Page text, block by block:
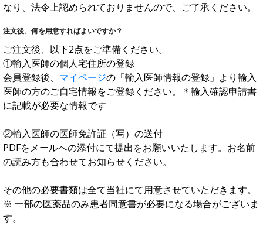
なり、法令上認められておりませんので、ご了承ください。
注文後、何を用意すればよいですか？
ご注文後、以下2点をご準備ください。
①輸入医師の個人宅住所の登録
会員登録後、 マイページの「輸入医師情報の登録」より輸入
医師の方のご自宅情報をご登録ください。＊輸入確認申請書
に記載が必要な情報です
②輸入医師の医師免許証（写）の送付
PDFをメールへの添付にて提出をお願いいたします。お名前
の読み方も合わせてお知らせください。
その他の必要書類は全て当社にて用意させていただきます。
※ 一部の医薬品のみ患者同意書が必要になる場合がございま
す。